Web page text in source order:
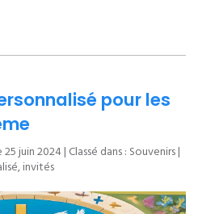
pour les
25 juin 2024| Classé dans : Souvenirs|
,invités